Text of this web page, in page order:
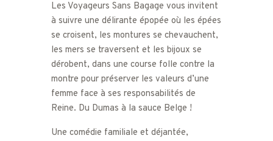
Les Voyageurs Sans Bagage vous invitent
à suivre une délirante épopée où les épées
se croisent, les montures se chevauchent,
les mers se traversent et les bijoux se
dérobent, dans une course folle contre la
montre pour préserver les valeurs d’une
femme face à ses responsabilités de
Reine. Du Dumas à la sauce Belge !
Une comédie familiale et déjantée,